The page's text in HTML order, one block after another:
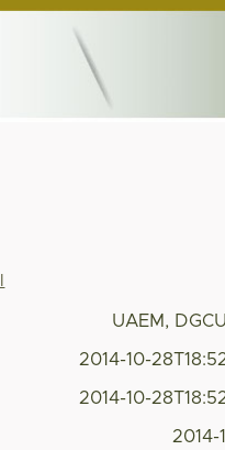
UAEM, DGCU
2014-10-
2014-10-
2014-